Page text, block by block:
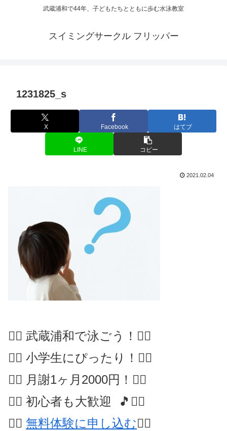
武蔵浦和で44年、子どもたちとともに歩む水泳教室
スイミングサークル フリッパー
1231825_s
X Facebook はてブ
LINE コピー
2021.02.04
🏊‍♂️ 武蔵浦和で泳ごう！🏊‍♂️
🏊‍♂️ 小学生にぴったり！🏊‍♂️
🏊‍♂️ 月謝1ヶ月2000円！🏊‍♂️
🏊‍♂️ 初心者も大歓迎 🎵🏊‍♂️
🏊‍♀️ 無料体験に申し込む🏊‍♂️